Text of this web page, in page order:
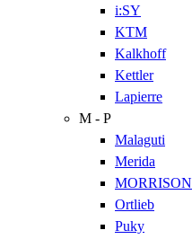
i:SY
KTM
Kalkhoff
Kettler
Lapierre
M - P
Malaguti
Merida
MORRISON
Ortlieb
Puky